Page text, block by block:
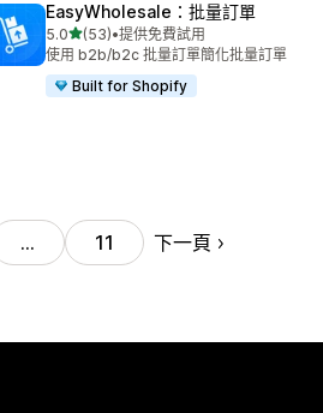
EasyWholesale：批量訂單
5.0滿分 5 顆星
(53)
共有 53 則評價
•提供免費試用
使用 b2b/b2c 批量訂單簡化批量訂單
Built for Shopify
… 11 下一頁